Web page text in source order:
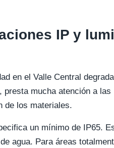
IP y
en el Valle Central
presta mucha atención a las
de los materiales.
un mínimo de IP65.
agua. Para áreas